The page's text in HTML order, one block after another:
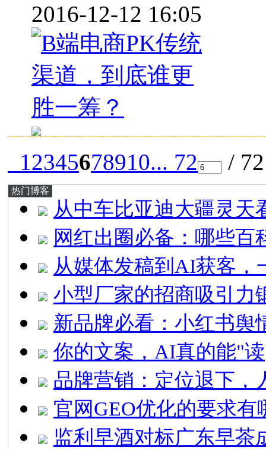
2016-12-12 16:05
12345678910... 72 /
热门博客
从中车比亚迪大疆灵天
网红出圈必备：哪些百
从媒体发稿到AI获客，
小型厂家的招商吸引力
新品牌必看：小红书舆
你的文案，AI真的能"读
品牌营销：定位退下，
官网GEO优化的要求有
监利早酒对标广东早茶